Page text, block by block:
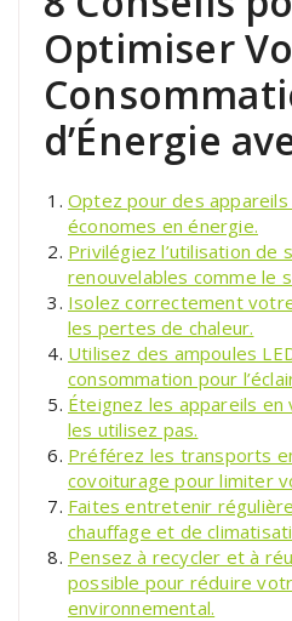
Optimiser
d’Énergie
Optez pour des
économes en énergie.
Privilégiez l’utilisation de
renouvelables comme le
Isolez correctement
les pertes de chaleur.
Utilisez des ampoules
consommation pour
Éteignez les appareils en
les utilisez pas.
Préférez les transports
covoiturage pour limiter
Faites entretenir
chauffage et de
Pensez à recycler et à
possible pour réduire
environnemental.